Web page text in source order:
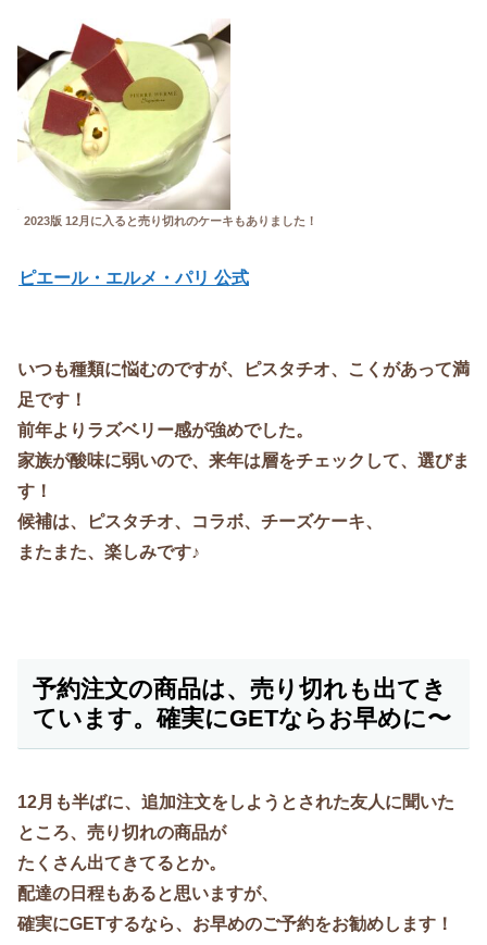
2023版 12月に入ると売り切れのケーキもありました！
ピエール・エルメ・パリ 公式
いつも種類に悩むのですが、ピスタチオ、こくがあって満
足です！
前年よりラズベリー感が強めでした。
家族が酸味に弱いので、来年は層をチェックして、選びま
す！
候補は、ピスタチオ、コラボ、チーズケーキ、
またまた、楽しみです♪
予約注文の商品は、売り切れも出てき
ています。確実にGETならお早めに〜
12月も半ばに、追加注文をしようとされた友人に聞いた
ところ、売り切れの商品が
たくさん出てきてるとか。
配達の日程もあると思いますが、
確実にGETするなら、お早めのご予約をお勧めします！